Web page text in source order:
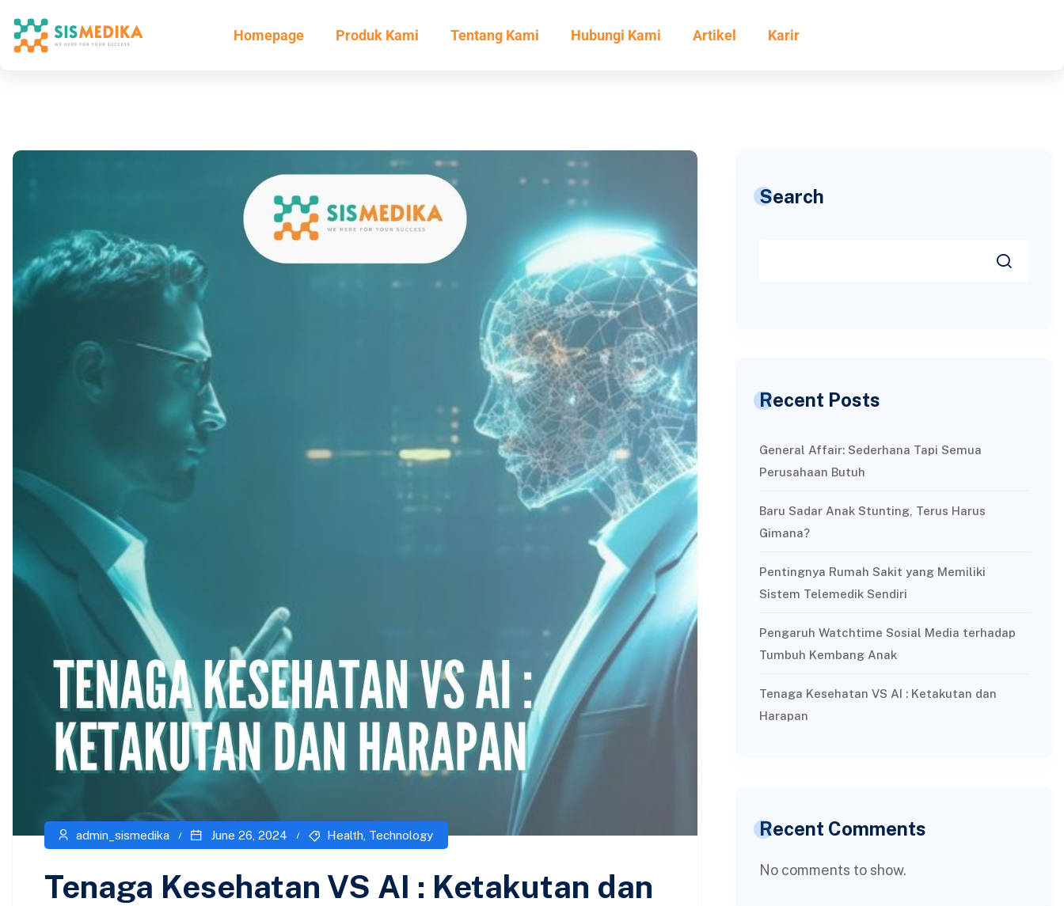
Homepage Produk Kami Tentang Kami Hubungi Kami Artikel Karir
admin_sismedika June 26, 2024 Health Technology
Tenaga Kesehatan VS AI : Ketakutan dan
Search
Recent Posts
General Affair: Sederhana Tapi Semua
Perusahaan Butuh
Baru Sadar Anak Stunting, Terus Harus
Gimana?
Pentingnya Rumah Sakit yang Memiliki
Sistem Telemedik Sendiri
Pengaruh Watchtime Sosial Media terhadap
Tumbuh Kembang Anak
Tenaga Kesehatan VS AI : Ketakutan dan
Harapan
Recent Comments
No comments to show.